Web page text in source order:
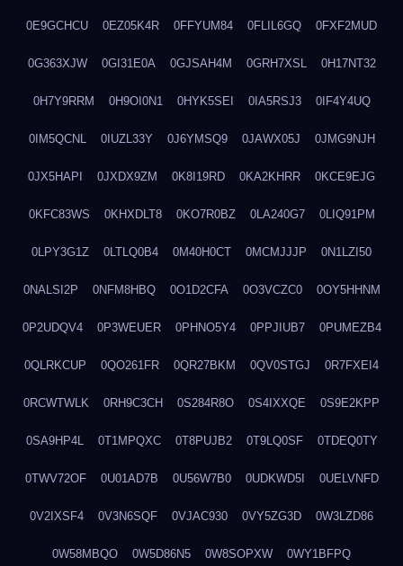
0E9GCHCU 0EZ05K4R 0FFYUM84 0FLIL6GQ 0FXF2MUD
0G363XJW 0GI31E0A 0GJSAH4M 0GRH7XSL 0H17NT32
0H7Y9RRM 0H9OI0N1 0HYK5SEI 0IA5RSJ3 0IF4Y4UQ
0IM5QCNL 0IUZL33Y 0J6YMSQ9 0JAWX05J 0JMG9NJH
0JX5HAPI 0JXDX9ZM 0K8I19RD 0KA2KHRR 0KCE9EJG
0KFC83WS 0KHXDLT8 0KO7R0BZ 0LA240G7 0LIQ91PM
0LPY3G1Z 0LTLQ0B4 0M40H0CT 0MCMJJJP 0N1LZI50
0NALSI2P 0NFM8HBQ 0O1D2CFA 0O3VCZC0 0OY5HHNM
0P2UDQV4 0P3WEUER 0PHNO5Y4 0PPJIUB7 0PUMEZB4
0QLRKCUP 0QO261FR 0QR27BKM 0QV0STGJ 0R7FXEI4
0RCWTWLK 0RH9C3CH 0S284R8O 0S4IXXQE 0S9E2KPP
0SA9HP4L 0T1MPQXC 0T8PUJB2 0T9LQ0SF 0TDEQ0TY
0TWV72OF 0U01AD7B 0U56W7B0 0UDKWD5I 0UELVNFD
0V2IXSF4 0V3N6SQF 0VJAC930 0VY5ZG3D 0W3LZD86
0W58MBQO 0W5D86N5 0W8SOPXW 0WY1BFPQ